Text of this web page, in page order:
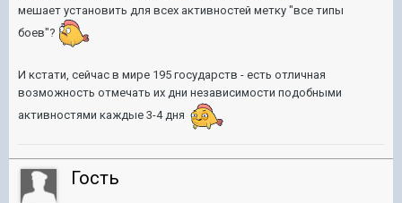
мешает установить для всех активностей метку "все типы
боев"?
И кстати, сейчас в мире 195 государств - есть отличная
возможность отмечать их дни независимости подобными
активностями каждые 3-4 дня
Гость